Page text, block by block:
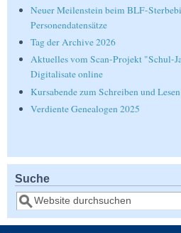
Neuer Meilenstein beim BLF-
Personendatensätze
Tag der Archive 2026
Aktuelles vom Scan-Projekt "Schul-
Digitalisate online
Kursabende zum Schreiben und
Verdiente Genealogen 2025
Suche
Suche